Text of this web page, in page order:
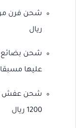
ريال
شحن بضائع
عليها مسبقا
شحن عفش من
1200 ريال